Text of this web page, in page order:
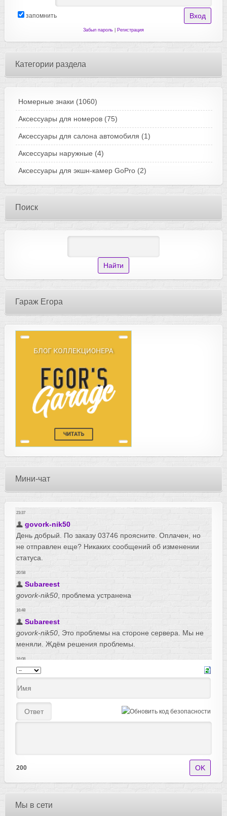
запомнить
Забыл пароль| Регистрация
Категории раздела
Номерные знаки (1060)
Аксессуары для номеров (75)
Аксессуары для салона автомобиля (1)
Аксессуары наружные (4)
Аксессуары для экшн-камер GoPro (2)
Поиск
Гараж Егора
Мини-чат
200
Мы в сети